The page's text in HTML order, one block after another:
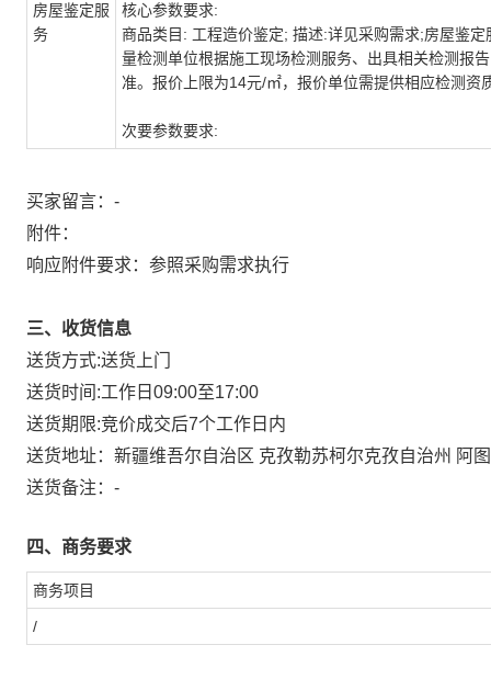
房屋鉴定服
务
核心参数要求:
商品类目: 工程造价鉴定; 描述:详见采购需求;房屋鉴
量检测单位根据施工现场检测服务、出具相关检测报
准。报价上限为14元/㎡，报价单位需提供相应检测资
次要参数要求:
买家留言：-
附件：
响应附件要求：参照采购需求执行
三、收货信息
送货方式:送货上门
送货时间:工作日09:00至17:00
送货期限:竞价成交后7个工作日内
送货地址： 新疆维吾尔自治区 克孜勒苏柯尔克孜自治州 阿
送货备注： -
四、商务要求
商务项目
/